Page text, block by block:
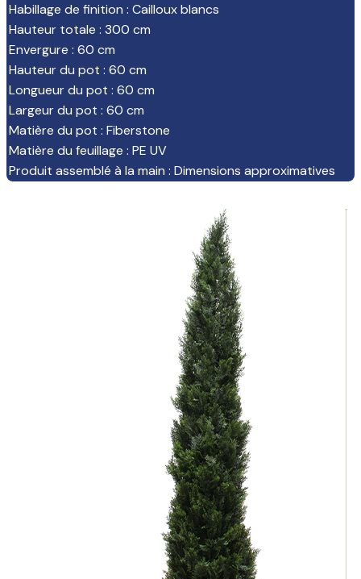
Habillage de finition : Cailloux blancs
Hauteur totale : 300 cm
Envergure : 60 cm
Hauteur du pot : 60 cm
Longueur du pot : 60 cm
Largeur du pot : 60 cm
Matière du pot : Fiberstone
Matière du feuillage : PE UV
Produit assemblé à la main : Dimensions approximatives